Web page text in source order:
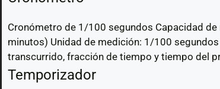
Cronómetro de 1/100 segundos Capacidad de
minutos) Unidad de medición: 1/100
transcurrido, fracción de tiempo y tiempo del
Temporizador